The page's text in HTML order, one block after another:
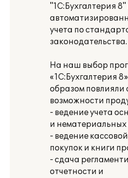
"1С:Бухгалтерия 8"
учета по
законодательства.
На наш выбор
«1С:Бухгалтерия
образом
возможности
- ведение учета
и нематериальных
- ведение
покупок и книги
- сдача
отчетности и